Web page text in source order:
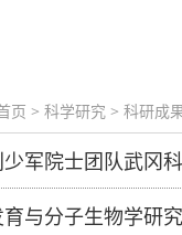
页 > 科学研究 > 科研成
少军院士团队武冈科
万尾新品种鱼苗
与分子生物学研究